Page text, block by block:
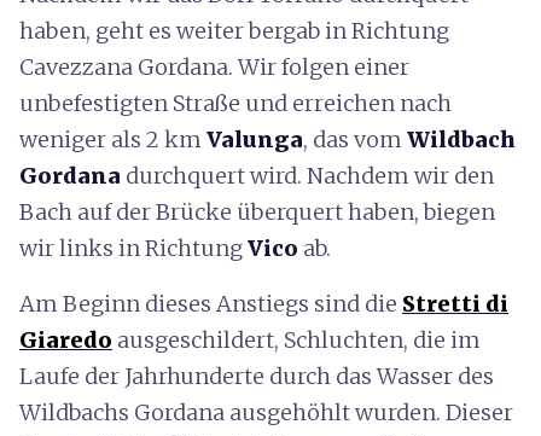
haben, geht es weiter bergab in Richtung
Cavezzana Gordana. Wir folgen einer
unbefestigten Straße und erreichen nach
weniger als 2 km Valunga, das vom Wildbach
Gordana durchquert wird. Nachdem wir den
Bach auf der Brücke überquert haben, biegen
wir links in RichtungVico ab.
Am Beginn dieses Anstiegs sind die Stretti di
Giaredo ausgeschildert, Schluchten, die im
Laufe der Jahrhunderte durch das Wasser des
Wildbachs Gordana ausgehöhlt wurden. Dieser